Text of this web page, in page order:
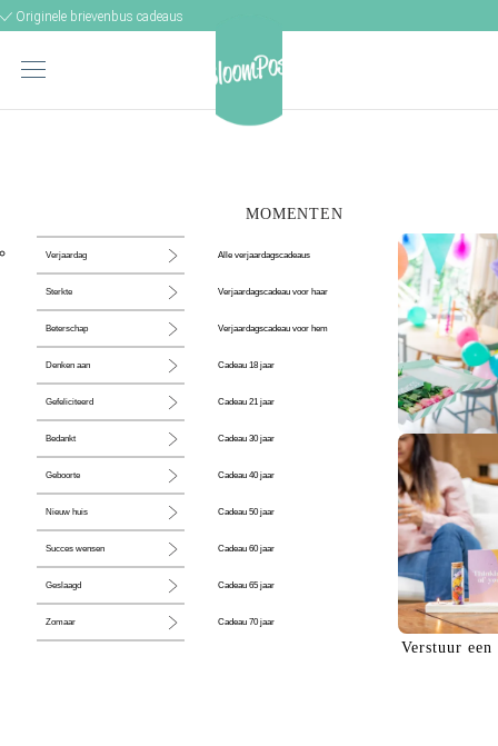
Originele brievenbus cadeaus
MOMENTEN
Verjaardag
Sterkte
Beterschap
Denken aan
Gefeliciteerd
Bedankt
Geboorte
Nieuw huis
Succes wensen
Geslaagd
Zomaar
Alle verjaardagscadeaus
Verjaardagscadeau voor haar
Verjaardagscadeau voor hem
Cadeau 18 jaar
Cadeau 21 jaar
Cadeau 30 jaar
Cadeau 40 jaar
Cadeau 50 jaar
Cadeau 60 jaar
Cadeau 65 jaar
Cadeau 70 jaar
De perfecte
Verstuur een